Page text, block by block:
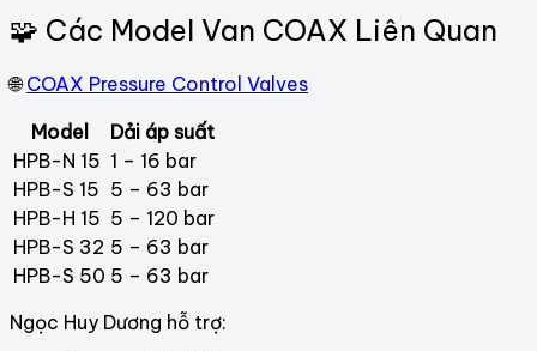
🧩 Các Model Van COAX Liên Quan
🌐COAX Pressure Control Valves
Model
Dải áp suất
HPB-N 15 1 – 16 bar
HPB-S 15 5 – 63 bar
HPB-H 15 5 – 120 bar
HPB-S 32 5 – 63 bar
HPB-S 50 5 – 63 bar
Ngọc Huy Dương hỗ trợ: